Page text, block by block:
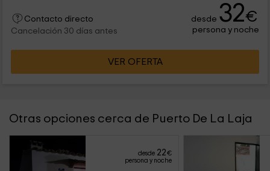
Contacto directo
Cancelación 30 días antes
desde 32€
persona y noche
VER OFERTA
Otras opciones cerca de Puerto De La Laja
desde 22€
persona y noche